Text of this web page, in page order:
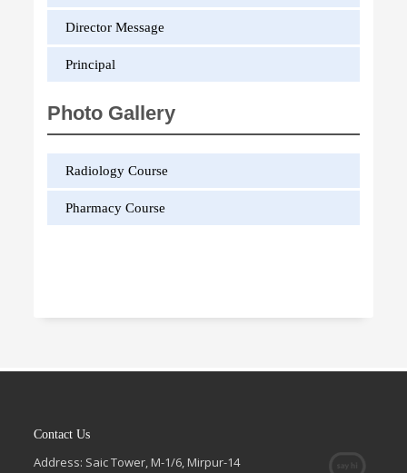
Director Message
Principal
Photo Gallery
Radiology Course
Pharmacy Course
Contact Us
Address: Saic Tower, M-1/6, Mirpur-14